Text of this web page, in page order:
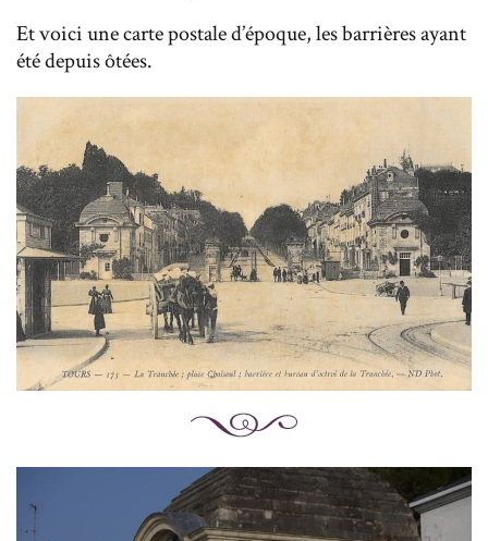
Et voici une carte postale d’époque, les barrières ayant
été depuis ôtées.